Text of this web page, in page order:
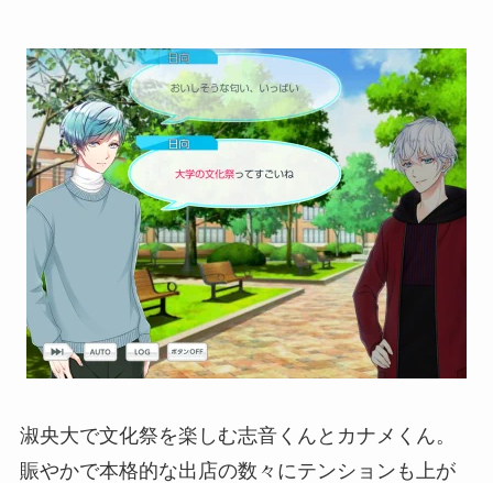
淑央大で文化祭を楽しむ志音くんとカナメくん。
賑やかで本格的な出店の数々にテンションも上が